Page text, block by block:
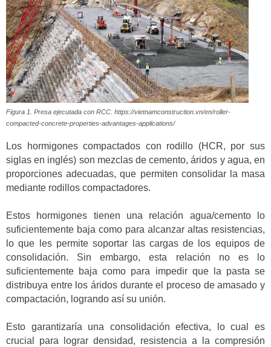
Figura 1. Presa ejecutada con RCC. https://vietnamconstruction.vn/en/roller-
compacted-concrete-properties-advantages-applications/
Los hormigones compactados con rodillo (HCR, por sus
siglas en inglés) son mezclas de cemento, áridos y agua, en
proporciones adecuadas, que permiten consolidar la masa
mediante rodillos compactadores.
Estos hormigones tienen una relación agua/cemento lo
suficientemente baja como para alcanzar altas resistencias,
lo que les permite soportar las cargas de los equipos de
consolidación. Sin embargo, esta relación no es lo
suficientemente baja como para impedir que la pasta se
distribuya entre los áridos durante el proceso de amasado y
compactación, logrando así su unión.
Esto garantizaría una consolidación efectiva, lo cual es
crucial para lograr densidad, resistencia a la compresión